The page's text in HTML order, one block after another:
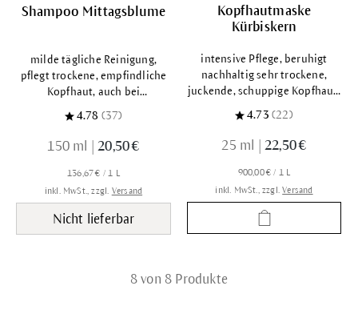
Shampoo Mittagsblume
milde tägliche Reinigung,
pflegt trockene, empfindliche
Kopfhaut, auch bei
4.78 (37)
150 ml 20,50 €
136,67 € / 1 L
inkl. MwSt., zzgl. Versand
Nicht lieferbar
Kopfhautmaske
Kürbiskern
intensive Pflege, beruhigt
nachhaltig sehr trockene,
juckende, schuppige Kopfhaut,
4.73 (22)
25 ml 22,50 €
900,00 € / 1 L
inkl. MwSt., zzgl.Versand
8 von 8 Produkte